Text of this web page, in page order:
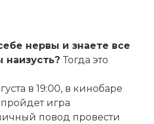
нервы и знаете все
наизусть? Тогда это
в 19:00, в кинобаре
игра
повод провести